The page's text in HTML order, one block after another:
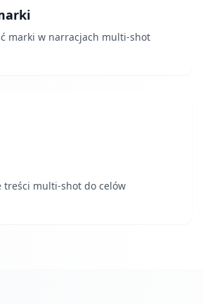
marki w narracjach multi-shot
treści multi-shot do celów